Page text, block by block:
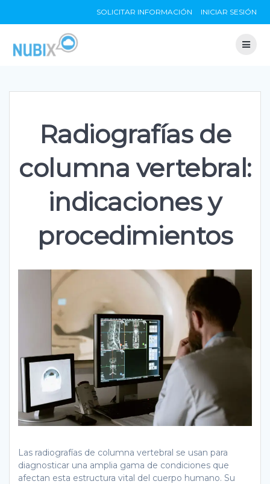
to
SOLICITAR INFORMACIÓN INICIAR SESIÓN
Radiografías de
columna vertebral:
indicaciones y
procedimientos
Las radiografías de columna vertebral se usan para
diagnosticar una amplia gama de condiciones que
afectan esta estructura vital del cuerpo humano. Su